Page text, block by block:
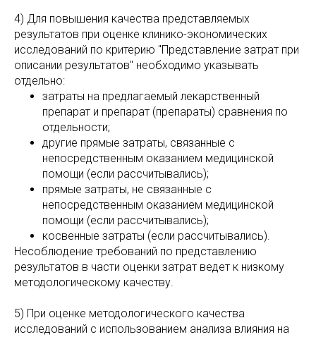
4) Для повышения качества представляемых
результатов при оценке клинико-экономических
исследований по критерию "Представление затрат при
описании результатов" необходимо указывать
отдельно:
затраты на предлагаемый лекарственный
препарат и препарат (препараты) сравнения по
отдельности;
другие прямые затраты, связанные с
непосредственным оказанием медицинской
помощи (если рассчитывались);
прямые затраты, не связанные с
непосредственным оказанием медицинской
помощи (если рассчитывались);
косвенные затраты (если рассчитывались).
Несоблюдение требований по представлению
результатов в части оценки затрат ведет к низкому
методологическому качеству.
5) При оценке методологического качества
исследований с использованием анализа влияния на